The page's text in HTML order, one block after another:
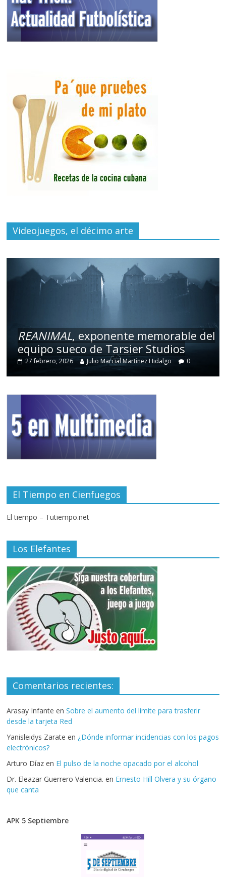
Videojuegos, el décimo arte
REANIMAL, exponente memorable del
equipo sueco de Tarsier Studios
27 febrero, 2026 Julio Marcial Martínez Hidalgo 0
El Tiempo en Cienfuegos
El tiempo – Tutiempo.net
Los Elefantes
Comentarios recientes:
Arasay Infante enSobre el aumento del límite para trasferir
desde la tarjeta Red
Yanisleidys Zarate en ¿Dónde informar incidencias con los pagos
electrónicos?
Arturo Díaz en El pulso de la noche opacado por el alcohol
Dr. Eleazar Guerrero Valencia. en Ernesto Hill Olvera y su órgano
que canta
APK 5 Septiembre